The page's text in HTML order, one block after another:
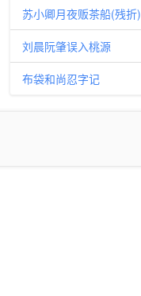
苏小卿月夜贩茶船(残折)
刘晨阮肇误入桃源
布袋和尚忍字记